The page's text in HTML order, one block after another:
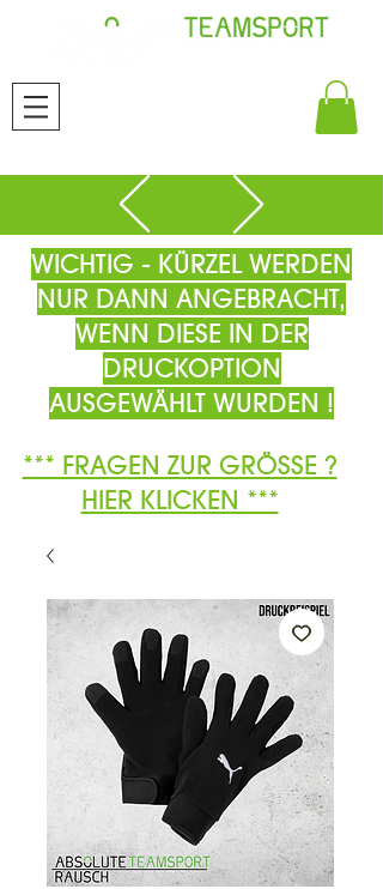
WICHTIG - KÜRZEL WERDEN
NUR DANN ANGEBRACHT,
WENN DIESE IN DER
DRUCKOPTION
AUSGEWÄHLT WURDEN !
*** FRAGEN ZUR GRÖSSE ?
HIER KLICKEN ***